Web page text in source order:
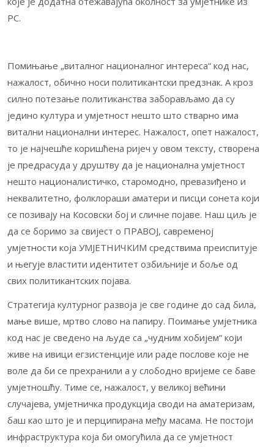
РС.
Помињање „виталног националног интереса“ код нас,
нажалост, обично носи политикантски предзнак. А кроз
силно потезање политиканства заборављамо да су
једино култура и умјетност нешто што стварно има
витални национални интерес. Нажалост, опет нажалост,
то је најчешће коришћена ријеч у овом тексту, створена
је предрасуда у друштву да је национална умјетност
нешто националистичко, старомодно, превазиђено и
неквалитетно, фолклораши аматери и писци сонета који
се позивају на Косовски бој и сличне појаве. Наш циљ је
да се боримо за свијест о ПРАВОЈ, савременој
умјетности која УМЈЕТНИЧКИМ средствима преиспитује
и његује властити идентитет озбиљније и боље од
свих политикантских појава.
Стратегија културног развоја је све године до сад била,
мање више, мртво слово на папиру. Поимање умјетника
код нас је сведено на људе са „чудним хобијем“ који
живе на ивици егзистенције или раде послове које не
воле да би се прехранили а у слободно вријеме се баве
умјетношћу. Тиме се, нажалост, у великој већини
случајева, умјетничка продукција своди на аматеризам,
баш као што је и перципирана међу масама. Не постоји
инфраструктура која би омогућила да се умјетност